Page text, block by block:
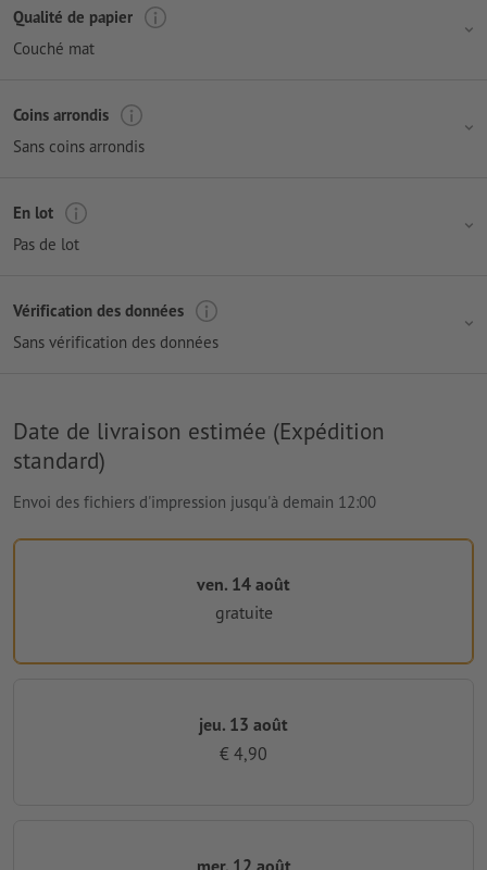
Qualité de papier
Couché mat
Coins arrondis
Sans coins arrondis
En lot
Pas de lot
Vérification des données
Sans vérification des données
Date de livraison estimée (Expédition
standard)
Envoi des fichiers d'impression jusqu'à demain 12:00
ven. 14 août
gratuite
jeu. 13 août
€ 4,90
mer. 12 août